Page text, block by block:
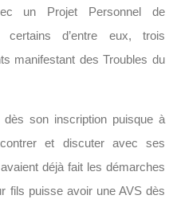
un Projet Personnel de
d’entre eux, trois
manifestant des Troubles du
dès son inscription puisque à
et discuter avec ses
déjà fait les démarches
fils puisse avoir une AVS dès